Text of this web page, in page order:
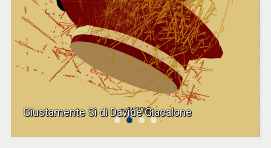
Giustamente Sì di Davide Giacalone